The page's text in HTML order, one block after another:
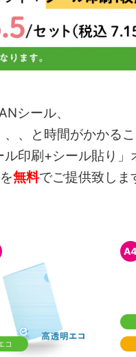
シール、
、と時間がかかる
印刷+シール貼り」
無料でご提供致しま
コ
A4